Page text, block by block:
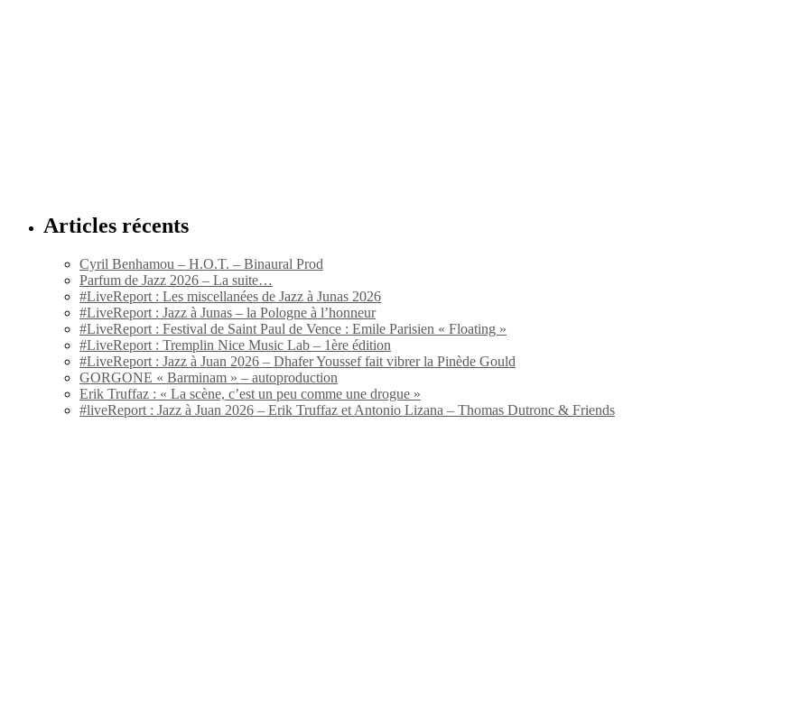
Articles récents
Cyril Benhamou – H.O.T. – Binaural Prod
Parfum de Jazz 2026 – La suite…
#LiveReport : Les miscellanées de Jazz à Junas 2026
#LiveReport : Jazz à Junas – la Pologne à l’honneur
#LiveReport : Festival de Saint Paul de Vence : Emile Parisien « Floating »
#LiveReport : Tremplin Nice Music Lab – 1ère édition
#LiveReport : Jazz à Juan 2026 – Dhafer Youssef fait vibrer la Pinède Gould
GORGONE « Barminam » – autoproduction
Erik Truffaz : « La scène, c’est un peu comme une drogue »
#liveReport : Jazz à Juan 2026 – Erik Truffaz et Antonio Lizana – Thomas Dutronc & Friends